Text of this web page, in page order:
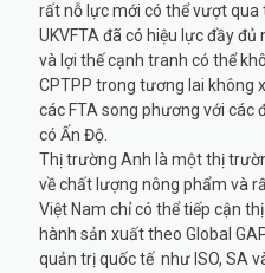
rất nỗ lực mới có thể vượt qua
UKVFTA đã có hiệu lực đầy
và lợi thế cạnh tranh có thể
CPTPP trong tương lai không
các FTA song phương với
có Ấn Độ.
Thị trường Anh là một thị
về chất lượng nông phẩm và
Việt Nam chỉ có thể tiếp cận
hành sản xuất theo Global
quản trị quốc tế như ISO, SA